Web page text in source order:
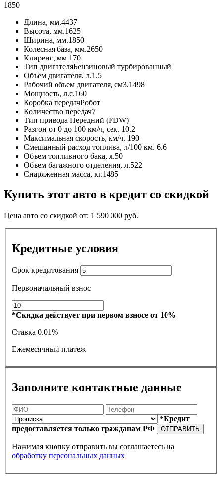
1850
Длина, мм.4437
Высота, мм.1625
Ширина, мм.1850
Колесная база, мм.2650
Клиренс, мм.170
Тип двигателяБензиновый турбированный
Объем двигателя, л.1.5
Рабочий объем двигателя, см3.1498
Мощность, л.с.160
Коробка передачРобот
Количество передач7
Тип привода Передний (FDW)
Разгон от 0 до 100 км/ч, сек. 10.2
Максимальная скорость, км/ч. 190
Смешанный расход топлива, л/100 км. 6.6
Объем топливного бака, л.50
Объем багажного отделения, л.522
Снаряженная масса, кг.1485
Купить этот авто в кредит со скидкой
Цена авто со скидкой от: 1 590 000 руб.
Кредитные условия
Срок кредитования
Первоначальный взнос
*Скидка действует при первом взносе от 10%
Ставка 0.01%
Ежемесячный платеж
Заполните контактные данные
*Кредит
предоставляется только гражданам РФ
ОТПРАВИТЬ
Нажимая кнопку отправить вы соглашаетесь на
обработку персональных данных